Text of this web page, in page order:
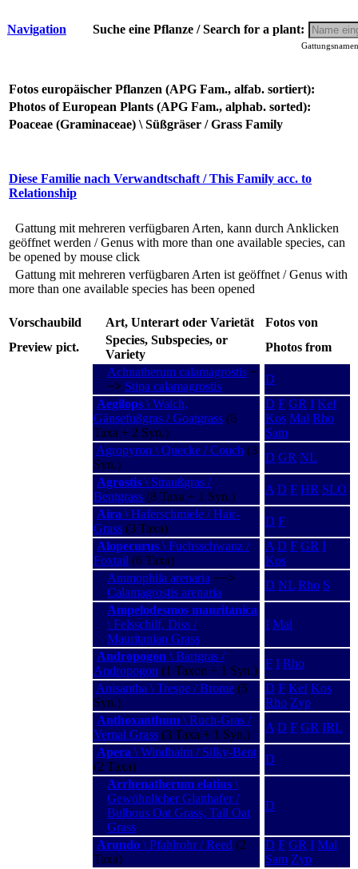
Navigation Suche eine Pflanze / Search for a plant:
Fotos europäischer Pflanzen (APG Fam., alfab. sortiert):
Photos of European Plants (APG Fam., alphab. sorted):
Poaceae (Graminaceae) \ Süßgräser / Grass Family
Diese Familie nach Verwandtschaft / This Family acc. to
Relationship
Gattung mit mehreren verfügbaren Arten, kann durch Anklicken
geöffnet werden / Genus with more than one available species, can
be opened by mouse click
Gattung mit mehreren verfügbaren Arten ist geöffnet / Genus with
more than one available species has been opened
Vorschaubild Art, Unterart oder Varietät
Fotos von
Preview pict.
Species, Subspecies, or
Variety
Photos from
Achnatherum calamagrostis −
−> Stipa calamagrostis
D
Aegilops \ Walch,
Gänsefußgras / Goatgrass (6
Taxa + 2 Syn.)
D F GR I Kef
Kos Mal Rho
Sam
Agropyron \ Quecke / Couch (3
Syn.)
D GR NL
Agrostis \ Straußgras /
Bentgrass (8 Taxa + 1 Syn.)
A D F HR SLO
Aira \ Haferschmiele / Hair-
Grass (3 Taxa)
D F
Alopecurus \ Fuchsschwanz /
Foxtail (6 Taxa)
A D F GR I
Kos
Ammophila arenaria −−>
Calamagrostis arenaria
D NL Rho S
Ampelodesmos mauritanica
\ Felsschilf, Diss /
Mauritanian Grass
I Mal
Andropogon \ Bartgras /
Andropogon (1 Taxon + 1 Syn.)
F I Rho
Anisantha \ Trespe / Brome (5
Syn.)
D F Kef Kos
Rho Zyp
Anthoxanthum \ Ruch-Gras /
Vernal Grass (3 Taxa + 1 Syn.)
A D F GR IRL
Apera \ Windhalm / Silky-Bent
(2 Taxa)
D
Arrhenatherum elatius \
Gewöhnlicher Glatthafer /
Bulbous Oat Grass, Tall Oat
Grass
D
Arundo \ Pfahlrohr / Reed (2
Taxa)
D F GR I Mal
Sam Zyp